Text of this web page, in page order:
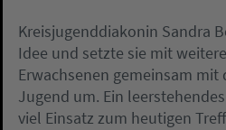
Kreisjugenddiakonin Sandra
Idee und setzte sie mit
Erwachsenen gemeinsam mit
Jugend um. Ein
viel Einsatz zum heutigen